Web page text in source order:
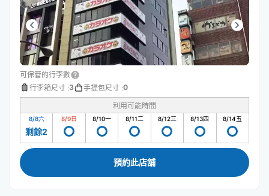
可保管的行李數
行李箱尺寸 :3 手提包尺寸 :0
利用可能時間
8/8六
剩餘2
8/9日 8/10一 8/11二 8/12三 8/13四 8/14五
預約此店舖